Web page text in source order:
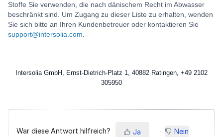
Stoffe Sie verwenden, die nach dänischem Recht im Abwasser
beschränkt sind. Um Zugang zu dieser Liste zu erhalten, wenden
Sie sich bitte an Ihren Kundenbetreuer oder kontaktieren Sie
support@intersolia.com.
Intersolia GmbH, Ernst-Dietrich-Platz 1, 40882 Ratingen, +49 2102
305950
War diese Antwort hilfreich? Ja Nein